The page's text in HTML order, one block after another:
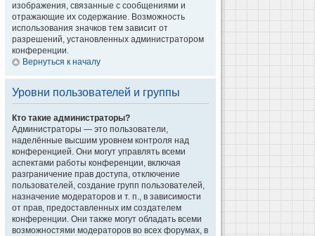
изображения, связанные с сообщениями и
отражающие их содержание. Возможность
использования значков тем зависит от
разрешений, установленных администратором
конференции.
Вернуться к началу
Уровни пользователей и группы
Кто такие администраторы?
Администраторы — это пользователи,
наделённые высшим уровнем контроля над
конференцией. Они могут управлять всеми
аспектами работы конференции, включая
разграничение прав доступа, отключение
пользователей, создание групп пользователей,
назначение модераторов и т. п., в зависимости
от прав, предоставленных им создателем
конференции. Они также могут обладать всеми
возможностями модераторов во всех форумах, в